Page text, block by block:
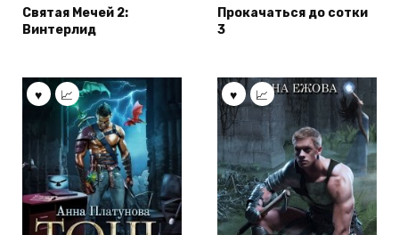
Святая Мечей 2:
Винтерлид
Прокачаться до сотки
3